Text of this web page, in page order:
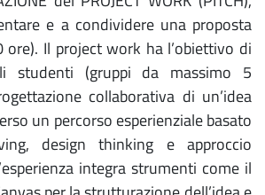
e a condividere una proposta
ore). Il project work ha l’obiettivo di
studenti (gruppi da massimo 5
collaborativa di un’idea
un percorso esperienziale basato
design thinking e approccio
integra strumenti come il